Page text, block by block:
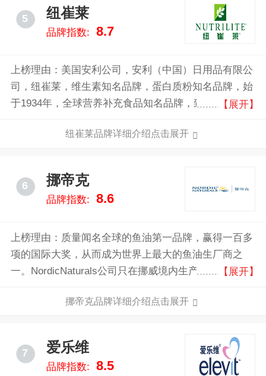
5 纽崔莱
品牌指数: 8.7
上榜理由：美国安利公司，安利（中国）日用品有限公
司，纽崔莱，维生素知名品牌，蛋白质粉知名品牌，始
于1934年，全球营养补充食品知名品牌，致力于营养补
产、销售的大型跨国企业。
【展开】
纽崔莱品牌详细介绍点击展开
6 挪帝克
品牌指数: 8.6
上榜理由：质量闻名全球的鱼油第一品牌，赢得一百多
项的国际大奖，从而成为世界上最大的鱼油生厂商之
一。NordicNaturals公司只在挪威境内生产其所有鱼油
【展开】
挪帝克品牌详细介绍点击展开
7 爱乐维
品牌指数: 8.5